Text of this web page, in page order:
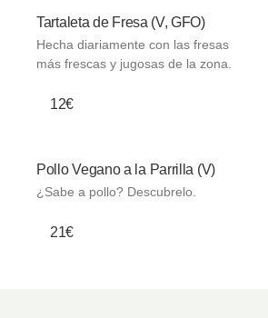
Tartaleta de Fresa (V, GFO)
Hecha diariamente con las fresas
más frescas y jugosas de la zona.
12€
Pollo Vegano a la Parrilla (V)
¿Sabe a pollo? Descubrelo.
21€